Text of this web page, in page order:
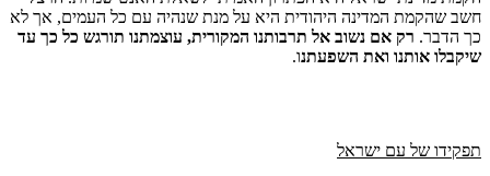
חשב שהקמת המדינה היהודית היא על מנת שנהיה עם כל העמים, אך לא
כך הדבר. רק אם נשוב אל תרבותנו המקורית, עוצמתנו תורגש כל כך עד
שיקבלו אותנו ואת השפעתנו.
תפקידו של עם ישראל